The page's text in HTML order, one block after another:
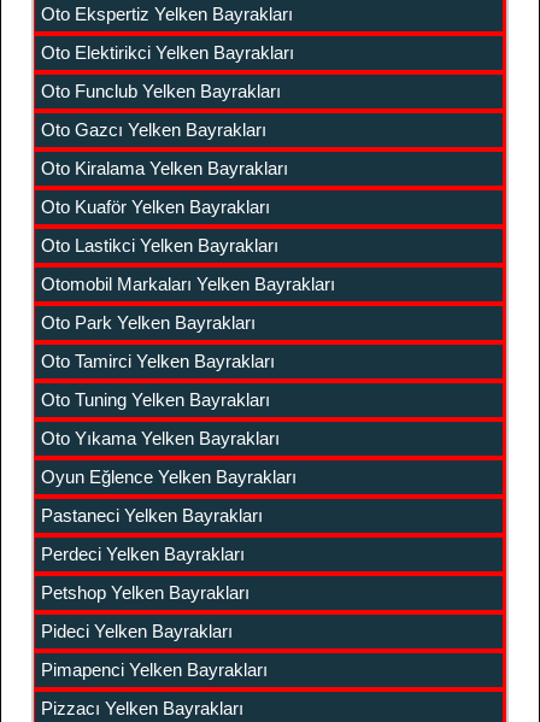
Oto Ekspertiz Yelken Bayrakları
Oto Elektirikci Yelken Bayrakları
Oto Funclub Yelken Bayrakları
Oto Gazcı Yelken Bayrakları
Oto Kiralama Yelken Bayrakları
Oto Kuaför Yelken Bayrakları
Oto Lastikci Yelken Bayrakları
Otomobil Markaları Yelken Bayrakları
Oto Park Yelken Bayrakları
Oto Tamirci Yelken Bayrakları
Oto Tuning Yelken Bayrakları
Oto Yıkama Yelken Bayrakları
Oyun Eğlence Yelken Bayrakları
Pastaneci Yelken Bayrakları
Perdeci Yelken Bayrakları
Petshop Yelken Bayrakları
Pideci Yelken Bayrakları
Pimapenci Yelken Bayrakları
Pizzacı Yelken Bayrakları